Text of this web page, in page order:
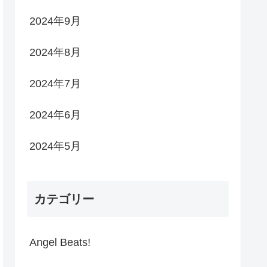
2024年9月
2024年8月
2024年7月
2024年6月
2024年5月
カテゴリー
Angel Beats!